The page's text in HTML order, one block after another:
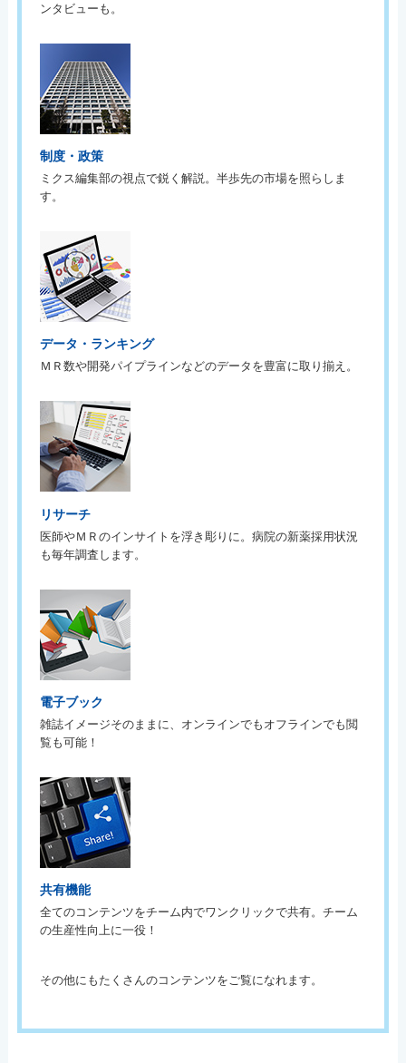
ンタビューも。
制度・政策
ミクス編集部の視点で鋭く解説。半歩先の市場を照らしま
す。
データ・ランキング
ＭＲ数や開発パイプラインなどのデータを豊富に取り揃え。
リサーチ
医師やＭＲのインサイトを浮き彫りに。病院の新薬採用状況
も毎年調査します。
電子ブック
雑誌イメージそのままに、オンラインでもオフラインでも閲
覧も可能！
共有機能
全てのコンテンツをチーム内でワンクリックで共有。チーム
の生産性向上に一役！
その他にもたくさんのコンテンツをご覧になれます。